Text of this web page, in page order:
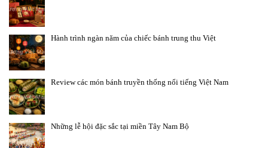
Hành trình ngàn năm của chiếc bánh trung thu Việt
Review các món bánh truyền thống nổi tiếng Việt Nam
Những lễ hội đặc sắc tại miền Tây Nam Bộ